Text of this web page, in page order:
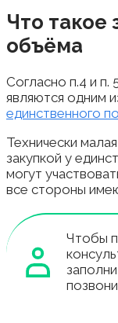
Что такое
объёма
Согласно п.4 и п.
являются одним
единственного
Технически
закупкой у
могут
все стороны
Чтобы